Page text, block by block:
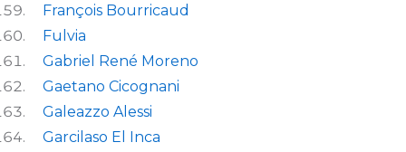
François Bourricaud
Fulvia
Gabriel René Moreno
Gaetano Cicognani
Galeazzo Alessi
Garcilaso El Inca